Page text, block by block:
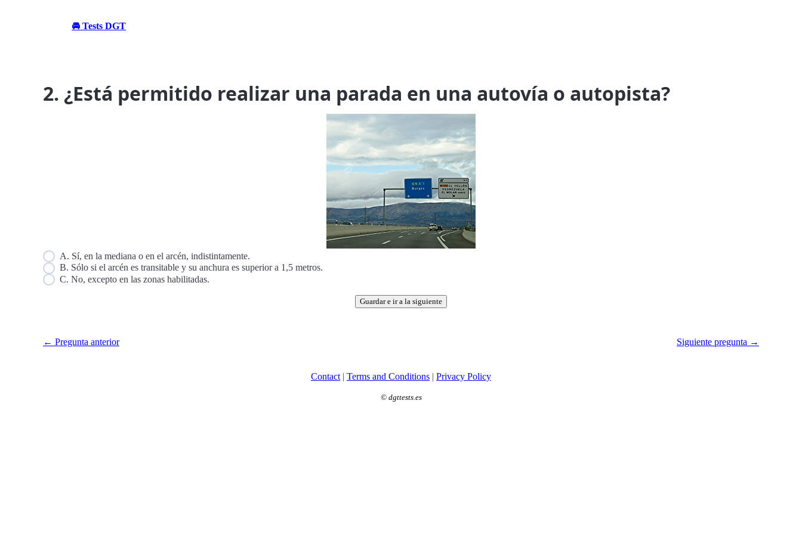
🚘 Tests DGT
2. ¿Está permitido realizar una parada en una autovía o autopista?
A. Sí, en la mediana o en el arcén, indistintamente.
B. Sólo si el arcén es transitable y su anchura es superior a 1,5 metros.
C. No, excepto en las zonas habilitadas.
Guardar e ir a la siguiente
← Pregunta anterior Siguiente pregunta →
Contact | Terms and Conditions | Privacy Policy
© dgttests.es